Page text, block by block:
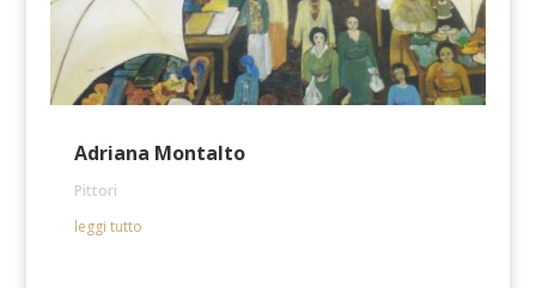
Adriana Montalto
Pittori
leggi tutto